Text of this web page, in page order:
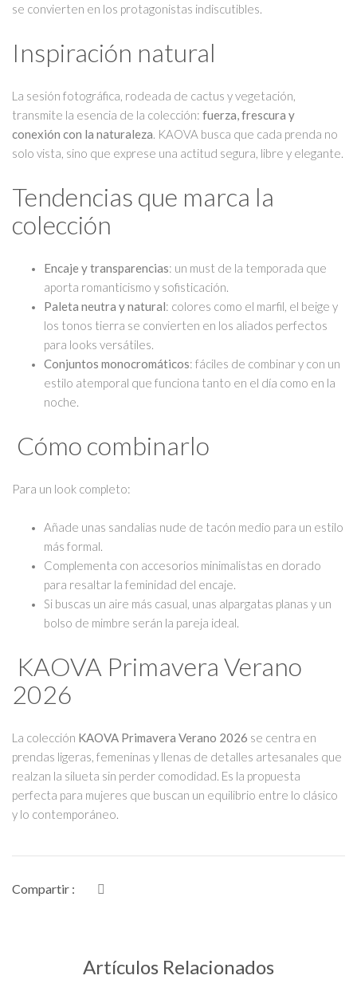
Sacos
Sweaters
Chalecos
se convierten en los protagonistas indiscutibles.
Inspiración natural
La sesión fotográfica, rodeada de cactus y vegetación,
transmite la esencia de la colección: fuerza, frescura y
conexión con la naturaleza. KAOVA busca que cada prenda no
solo vista, sino que exprese una actitud segura, libre y elegante.
Tendencias que marca la
colección
Encaje y transparencias: un must de la temporada que
aporta romanticismo y sofisticación.
Paleta neutra y natural: colores como el marfil, el beige y
los tonos tierra se convierten en los aliados perfectos
para looks versátiles.
Conjuntos monocromáticos: fáciles de combinar y con un
estilo atemporal que funciona tanto en el día como en la
noche.
Cómo combinarlo
Para un look completo:
Añade unas sandalias nude de tacón medio para un estilo
más formal.
Complementa con accesorios minimalistas en dorado
para resaltar la feminidad del encaje.
Si buscas un aire más casual, unas alpargatas planas y un
bolso de mimbre serán la pareja ideal.
KAOVA Primavera Verano
2026
La colección KAOVA Primavera Verano 2026 se centra en
prendas ligeras, femeninas y llenas de detalles artesanales que
realzan la silueta sin perder comodidad. Es la propuesta
perfecta para mujeres que buscan un equilibrio entre lo clásico
y lo contemporáneo.
Compartir :
Artículos Relacionados